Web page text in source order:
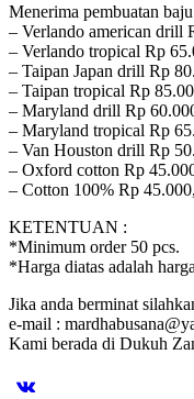
Menerima pembuatan
– Verlando american drill
– Verlando tropical Rp
– Taipan Japan drill Rp
– Taipan tropical Rp
– Maryland drill Rp
– Maryland tropical Rp
– Van Houston drill Rp
– Oxford cotton Rp
– Cotton 100% Rp
KETENTUAN :
*Minimum order 50 pcs.
*Harga diatas adalah
Jika anda berminat
e-mail :
Kami berada di Dukuh